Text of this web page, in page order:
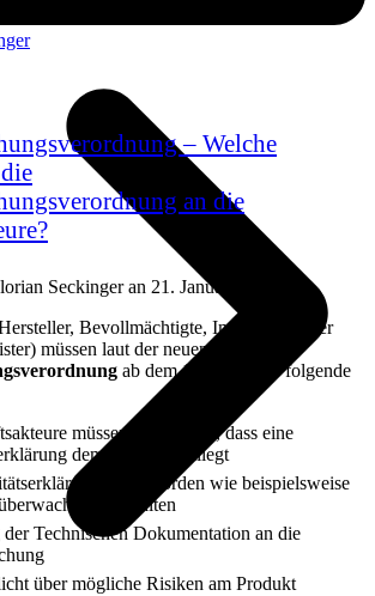
– Welche
an die
Seckingeran 21. Januar 2020
Bevollmächtigte, Importeure oder
müssen laut der neuen
ab dem 16. Juli 2021 folgende
müssen überprüfen, dass eine
dem Produkt beiliegt
für Behörden wie beispielsweise
vorhalten
Technischen Dokumentation an die
über mögliche Risiken am Produkt